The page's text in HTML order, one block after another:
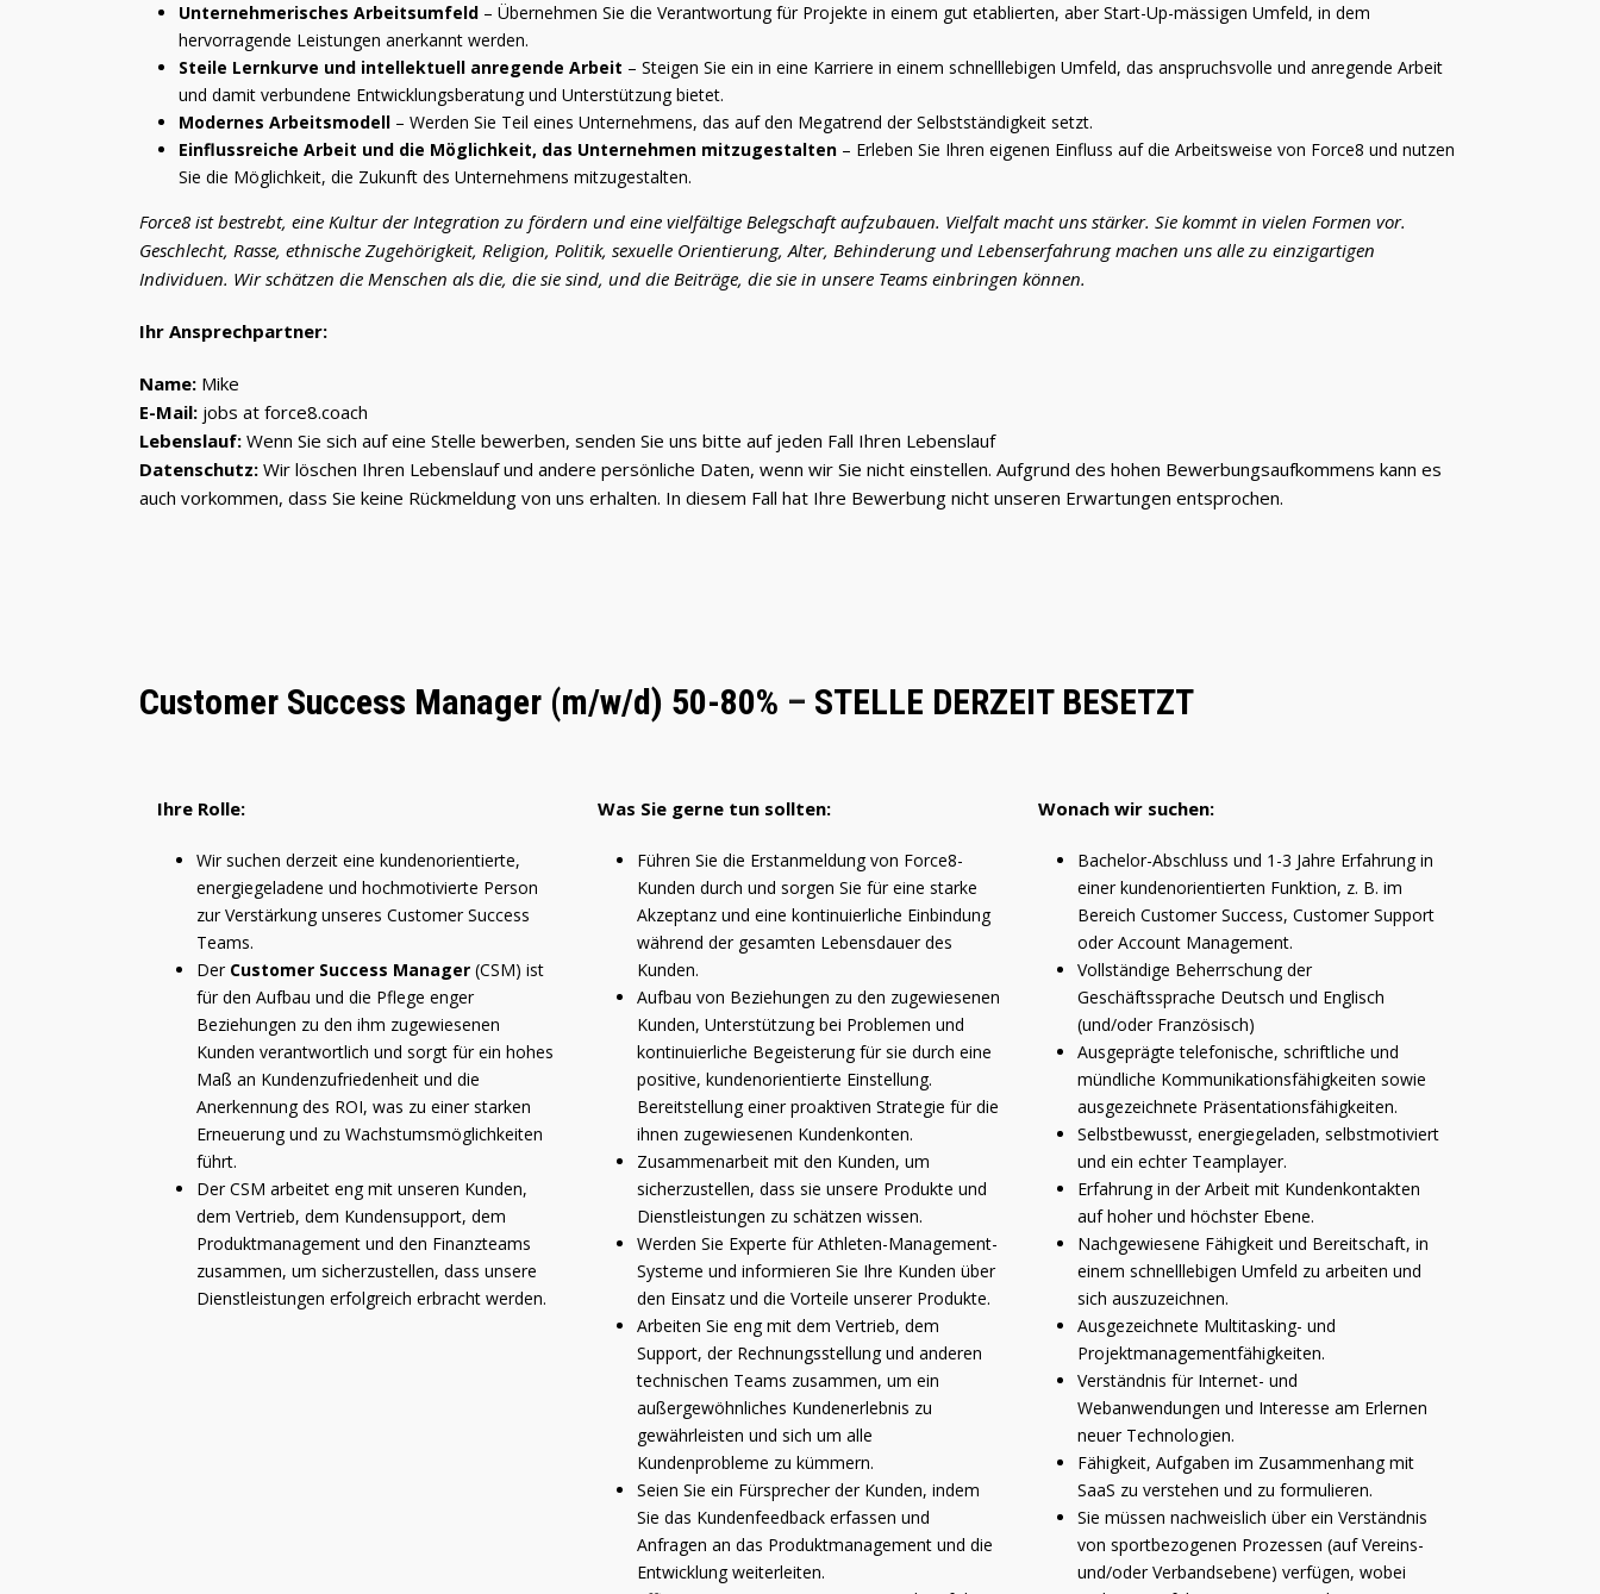
Unternehmerisches Arbeitsumfeld – Übernehmen Sie die Verantwortung für Projekte in einem gut etablierten, aber Start-Up-mässigen Umfeld, in dem
hervorragende Leistungen anerkannt werden.
Steile Lernkurve und intellektuell anregende Arbeit – Steigen Sie ein in eine Karriere in einem schnelllebigen Umfeld, das anspruchsvolle und anregende Arbeit
und damit verbundene Entwicklungsberatung und Unterstützung bietet.
Modernes Arbeitsmodell – Werden Sie Teil eines Unternehmens, das auf den Megatrend der Selbstständigkeit setzt.
Einflussreiche Arbeit und die Möglichkeit, das Unternehmen mitzugestalten – Erleben Sie Ihren eigenen Einfluss auf die Arbeitsweise von Force8 und nutzen
Sie die Möglichkeit, die Zukunft des Unternehmens mitzugestalten.
Force8 ist bestrebt, eine Kultur der Integration zu fördern und eine vielfältige Belegschaft aufzubauen. Vielfalt macht uns stärker. Sie kommt in vielen Formen vor.
Geschlecht, Rasse, ethnische Zugehörigkeit, Religion, Politik, sexuelle Orientierung, Alter, Behinderung und Lebenserfahrung machen uns alle zu einzigartigen
Individuen. Wir schätzen die Menschen als die, die sie sind, und die Beiträge, die sie in unsere Teams einbringen können.
Ihr Ansprechpartner:
Name: Mike
E-Mail: jobs at force8.coach
Lebenslauf: Wenn Sie sich auf eine Stelle bewerben, senden Sie uns bitte auf jeden Fall Ihren Lebenslauf
Datenschutz: Wir löschen Ihren Lebenslauf und andere persönliche Daten, wenn wir Sie nicht einstellen. Aufgrund des hohen Bewerbungsaufkommens kann es
auch vorkommen, dass Sie keine Rückmeldung von uns erhalten. In diesem Fall hat Ihre Bewerbung nicht unseren Erwartungen entsprochen.
Customer Success Manager (m/w/d) 50-80% – STELLE DERZEIT BESETZT
Ihre Rolle:
Wir suchen derzeit eine kundenorientierte,
energiegeladene und hochmotivierte Person
zur Verstärkung unseres Customer Success
Teams.
Der Customer Success Manager(CSM) ist
für den Aufbau und die Pflege enger
Beziehungen zu den ihm zugewiesenen
Kunden verantwortlich und sorgt für ein hohes
Maß an Kundenzufriedenheit und die
Anerkennung des ROI, was zu einer starken
Erneuerung und zu Wachstumsmöglichkeiten
führt.
Der CSM arbeitet eng mit unseren Kunden,
dem Vertrieb, dem Kundensupport, dem
Produktmanagement und den Finanzteams
zusammen, um sicherzustellen, dass unsere
Dienstleistungen erfolgreich erbracht werden.
Was Sie gerne tun sollten:
Führen Sie die Erstanmeldung von Force8-
Kunden durch und sorgen Sie für eine starke
Akzeptanz und eine kontinuierliche Einbindung
während der gesamten Lebensdauer des
Kunden.
Aufbau von Beziehungen zu den zugewiesenen
Kunden, Unterstützung bei Problemen und
kontinuierliche Begeisterung für sie durch eine
positive, kundenorientierte Einstellung.
Bereitstellung einer proaktiven Strategie für die
ihnen zugewiesenen Kundenkonten.
Zusammenarbeit mit den Kunden, um
sicherzustellen, dass sie unsere Produkte und
Dienstleistungen zu schätzen wissen.
Werden Sie Experte für Athleten-Management-
Systeme und informieren Sie Ihre Kunden über
den Einsatz und die Vorteile unserer Produkte.
Arbeiten Sie eng mit dem Vertrieb, dem
Support, der Rechnungsstellung und anderen
technischen Teams zusammen, um ein
außergewöhnliches Kundenerlebnis zu
gewährleisten und sich um alle
Kundenprobleme zu kümmern.
Seien Sie ein Fürsprecher der Kunden, indem
Sie das Kundenfeedback erfassen und
Anfragen an das Produktmanagement und die
Entwicklung weiterleiten.
Wonach wir suchen:
Bachelor-Abschluss und 1-3 Jahre Erfahrung in
einer kundenorientierten Funktion, z. B. im
Bereich Customer Success, Customer Support
oder Account Management.
Vollständige Beherrschung der
Geschäftssprache Deutsch und Englisch
(und/oder Französisch)
Ausgeprägte telefonische, schriftliche und
mündliche Kommunikationsfähigkeiten sowie
ausgezeichnete Präsentationsfähigkeiten.
Selbstbewusst, energiegeladen, selbstmotiviert
und ein echter Teamplayer.
Erfahrung in der Arbeit mit Kundenkontakten
auf hoher und höchster Ebene.
Nachgewiesene Fähigkeit und Bereitschaft, in
einem schnelllebigen Umfeld zu arbeiten und
sich auszuzeichnen.
Ausgezeichnete Multitasking- und
Projektmanagementfähigkeiten.
Verständnis für Internet- und
Webanwendungen und Interesse am Erlernen
neuer Technologien.
Fähigkeit, Aufgaben im Zusammenhang mit
SaaS zu verstehen und zu formulieren.
Sie müssen nachweislich über ein Verständnis
von sportbezogenen Prozessen (auf Vereins-
und/oder Verbandsebene) verfügen, wobei